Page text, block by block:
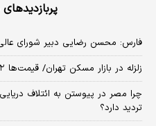
فارس: محسن رضایی دبیر شورای
زلزله در بازار مسکن تهران/ قیمت‌ها ۲ برابر شد، خریدار ناپدید شد
چرا مصر در پیوستن به ائتلاف دریایی
تردید دارد؟